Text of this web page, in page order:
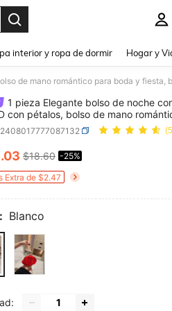
interior y ropa de dormir Hogar y
1 pieza Elegante bolso de noche
con pétalos, bolso de mano
fiesta, bolso blanco formal, accesorio
formal, adecuado para citas,
elementos esenciales de boda,
perfectamente con vestido de
de fiestaAND
.03 $18.60 -25%
Extra de $2.47
Blanco